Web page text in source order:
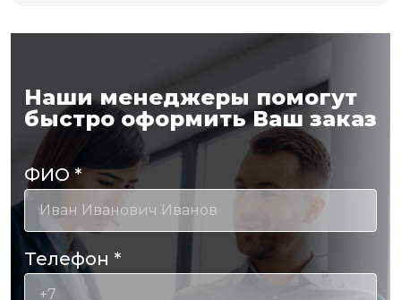
Наши менеджеры помогут
быстро оформить Ваш заказ
ФИО*
Телефон *